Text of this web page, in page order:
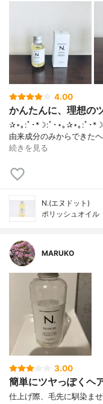
4.00
かんたんに、理想の
✰⋆｡:ﾟ･*☽:ﾟ･⋆｡✰⋆｡:ﾟ･
由来成分のみからできた
続きを見る
N.(エヌドット)
ポリッシュオイル
MARUKO
3.00
簡単にツヤっぽくヘ
仕上げ際、毛先に馴染ま